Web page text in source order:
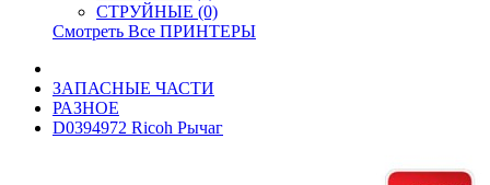
СТРУЙНЫЕ (0)
Смотреть Все ПРИНТЕРЫ
ЗАПАСНЫЕ ЧАСТИ
РАЗНОЕ
D0394972 Ricoh Рычаг